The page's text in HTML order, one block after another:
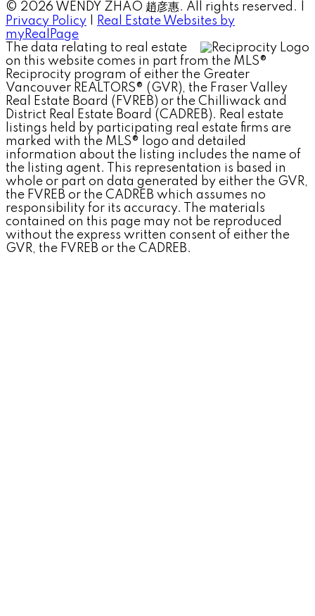
© 2026 WENDY ZHAO 趙彦惠. All rights reserved. |
Privacy Policy
Real Estate Websites by
myRealPage
The data relating to real estate
on this website comes in part from the MLS®
Reciprocity program of either the Greater
Vancouver REALTORS® (GVR), the Fraser Valley
Real Estate Board (FVREB) or the Chilliwack and
District Real Estate Board (CADREB). Real estate
listings held by participating real estate firms are
marked with the MLS® logo and detailed
information about the listing includes the name of
the listing agent. This representation is based in
whole or part on data generated by either the GVR,
the FVREB or the CADREB which assumes no
responsibility for its accuracy. The materials
contained on this page may not be reproduced
without the express written consent of either the
GVR, the FVREB or the CADREB.